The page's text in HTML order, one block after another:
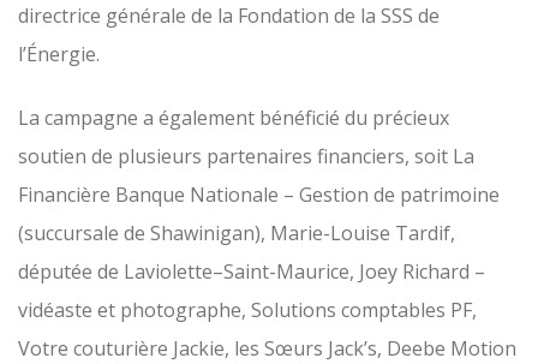
directrice générale de la Fondation de la SSS de
l’Énergie.
La campagne a également bénéficié du précieux
soutien de plusieurs partenaires financiers, soit La
Financière Banque Nationale – Gestion de patrimoine
(succursale de Shawinigan), Marie-Louise Tardif,
députée de Laviolette–Saint-Maurice, Joey Richard –
vidéaste et photographe, Solutions comptables PF,
Votre couturière Jackie, les Sœurs Jack’s, Deebe Motion